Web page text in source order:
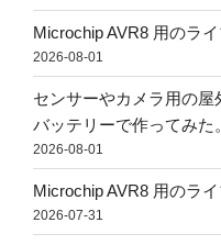
Microchip AVR8 用のラ
2026-08-01
センサーやカメラ用の
バッテリーで作ってみた。
2026-08-01
Microchip AVR8 用のラ
2026-07-31